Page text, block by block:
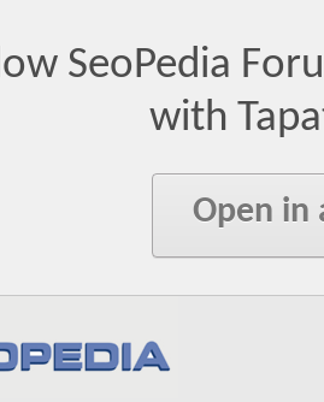
SeoPedia
with
Open in